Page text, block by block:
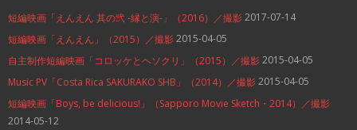
短編映画「えんえん 其の弐 -縁と演-」（2016）／撮影2017-07-14
短編映画「えんえん」（2015）／撮影2015-04-05
自主制作短編映画「コロッケとヘソクリ」（2015）／撮影2015-04-05
Music PV「Costa Rica SAKURAKO SHB」（2014）／撮影2015-04-05
短編映画「Boys, be delicious!」（Sapporo Movie Sketch・2014）／撮影
2014-05-12